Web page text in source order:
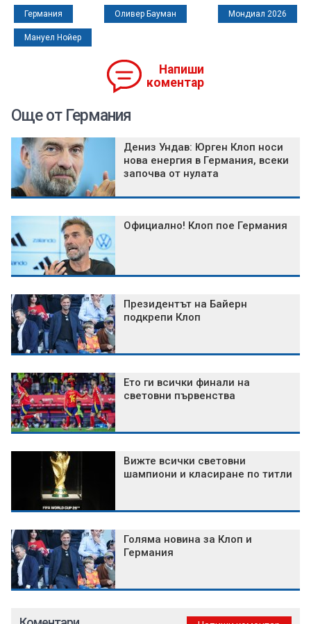
Германия Оливер Бауман Мондиал 2026
Мануел Нойер
Напиши
коментар
Още от Германия
Дениз Ундав: Юрген Клоп носи
нова енергия в Германия, всеки
започва от нулата
Официално! Клоп пое Германия
Президентът на Байерн
подкрепи Клоп
Ето ги всички финали на
световни първенства
Вижте всички световни
шампиони и класиране по титли
Голяма новина за Клоп и
Германия